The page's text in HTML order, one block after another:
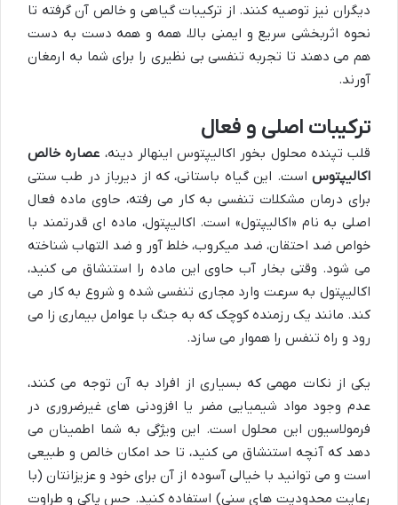
دیگران نیز توصیه کنند. از ترکیبات گیاهی و خالص آن گرفته تا
نحوه اثربخشی سریع و ایمنی بالا، همه و همه دست به دست
هم می دهند تا تجربه تنفسی بی نظیری را برای شما به ارمغان
آورند.
ترکیبات اصلی و فعال
قلب تپنده محلول بخور اکالیپتوس اینهالر دینه، عصاره خالص
اکالیپتوس است. این گیاه باستانی، که از دیرباز در طب سنتی
برای درمان مشکلات تنفسی به کار می رفته، حاوی ماده فعال
اصلی به نام «اکالیپتول» است. اکالیپتول، ماده ای قدرتمند با
خواص ضد احتقان، ضد میکروب، خلط آور و ضد التهاب شناخته
می شود. وقتی بخار آب حاوی این ماده را استنشاق می کنید،
اکالیپتول به سرعت وارد مجاری تنفسی شده و شروع به کار می
کند. مانند یک رزمنده کوچک که به جنگ با عوامل بیماری زا می
رود و راه تنفس را هموار می سازد.
یکی از نکات مهمی که بسیاری از افراد به آن توجه می کنند،
عدم وجود مواد شیمیایی مضر یا افزودنی های غیرضروری در
فرمولاسیون این محلول است. این ویژگی به شما اطمینان می
دهد که آنچه استنشاق می کنید، تا حد امکان خالص و طبیعی
است و می توانید با خیالی آسوده از آن برای خود و عزیزانتان (با
رعایت محدودیت های سنی) استفاده کنید. حس پاکی و طراوت